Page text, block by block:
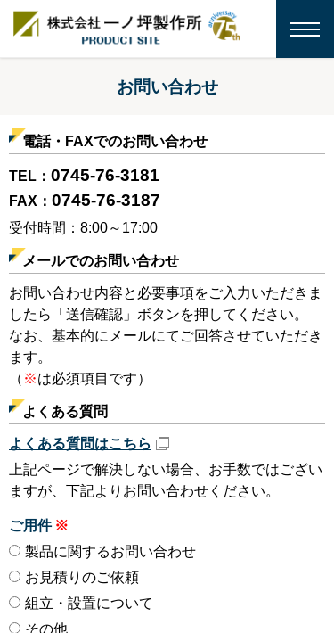
お問い合わせ
電話・FAXでのお問い合わせ
TEL： 0745-76-3181
FAX： 0745-76-3187
受付時間：8:00～17:00
メールでのお問い合わせ
お問い合わせ内容と必要事項をご入力いただきま
したら「送信確認」ボタンを押してください。
なお、基本的にメールにてご回答させていただき
ます。
（ ※は必須項目です）
よくある質問
よくある質問はこちら
上記ページで解決しない場合、お手数ではござい
ますが、下記よりお問い合わせください。
ご用件
製品に関するお問い合わせ
お見積りのご依頼
組立・設置について
その他